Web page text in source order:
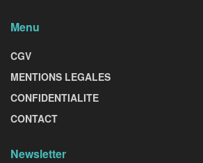
Menu
CGV
MENTIONS LEGALES
CONFIDENTIALITE
CONTACT
Newsletter